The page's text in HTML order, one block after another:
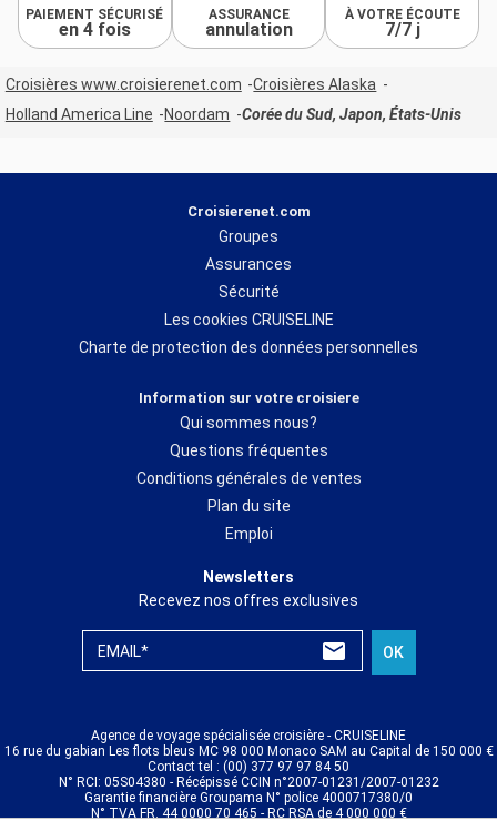
PAIEMENT SÉCURISÉ
en 4 fois
ASSURANCE
annulation
À VOTRE ÉCOUTE
7/7 j
Croisières www.croisierenet.com
Croisières Alaska
Holland America Line
Noordam Corée du Sud, Japon, États-Unis
Croisierenet.com
Groupes
Assurances
Sécurité
Les cookies CRUISELINE
Charte de protection des données personnelles
Information sur votre croisiere
Qui sommes nous?
Questions fréquentes
Conditions générales de ventes
Plan du site
Emploi
Newsletters
Recevez nos offres exclusives
EMAIL* OK
Agence de voyage spécialisée croisière - CRUISELINE
16 rue du gabian Les flots bleus MC 98 000 Monaco SAM au Capital de 150 000 €
Contact tel : (00) 377 97 97 84 50
N° RCI: 05S04380 - Récépissé CCIN n°2007-01231/2007-01232
Garantie financière Groupama N° police 4000717380/0
N° TVA FR. 44 0000 70 465 - RC RSA de 4 000 000 €